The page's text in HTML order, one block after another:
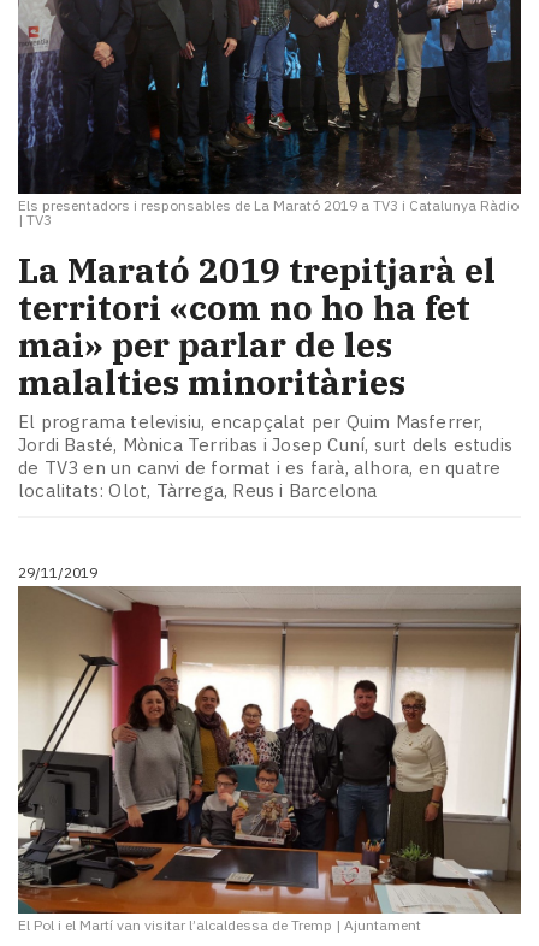
Els presentadors i responsables de La Marató 2019 a TV3 i Catalunya Ràdio
| TV3
La Marató 2019 trepitjarà el
territori «com no ho ha fet
mai» per parlar de les
malalties minoritàries
El programa televisiu, encapçalat per Quim Masferrer,
Jordi Basté, Mònica Terribas i Josep Cuní, surt dels estudis
de TV3 en un canvi de format i es farà, alhora, en quatre
localitats: Olot, Tàrrega, Reus i Barcelona
29/11/2019
El Pol i el Martí van visitar l’alcaldessa de Tremp | Ajuntament